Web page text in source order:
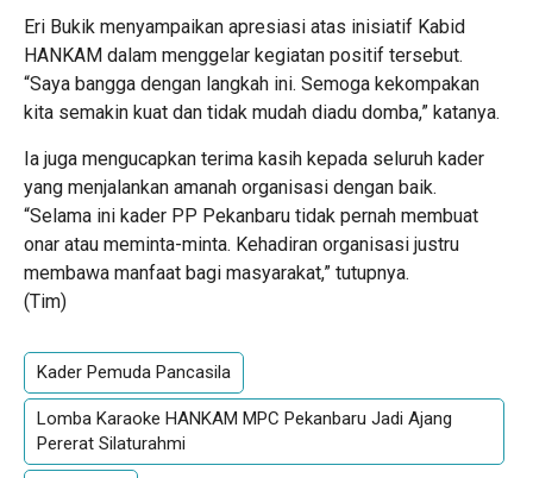
Eri Bukik menyampaikan apresiasi atas inisiatif Kabid
HANKAM dalam menggelar kegiatan positif tersebut.
“Saya bangga dengan langkah ini. Semoga kekompakan
kita semakin kuat dan tidak mudah diadu domba,” katanya.
Ia juga mengucapkan terima kasih kepada seluruh kader
yang menjalankan amanah organisasi dengan baik.
“Selama ini kader PP Pekanbaru tidak pernah membuat
onar atau meminta-minta. Kehadiran organisasi justru
membawa manfaat bagi masyarakat,” tutupnya.
(Tim)
Kader Pemuda Pancasila
Lomba Karaoke HANKAM MPC Pekanbaru Jadi Ajang
Pererat Silaturahmi